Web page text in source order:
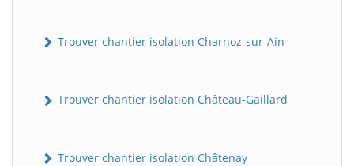
Trouver chantier isolation Charnoz-sur-Ain
Trouver chantier isolation Château-Gaillard
Trouver chantier isolation Châtenay